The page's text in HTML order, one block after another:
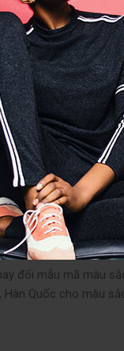
định hình từ thời
thành một biểu
liệu hay màu sắc
thấm nước, thì
dạng hóa lựa chọn
đổi mẫu mã màu
Quốc cho màu